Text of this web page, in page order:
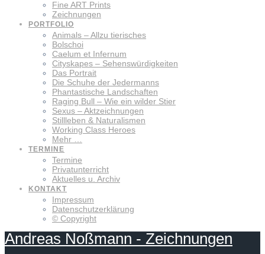
Fine ART Prints
Zeichnungen
PORTFOLIO
Animals – Allzu tierisches
Bolschoi
Caelum et Infernum
Cityskapes – Sehenswürdigkeiten
Das Portrait
Die Schuhe der Jedermanns
Phantastische Landschaften
Raging Bull – Wie ein wilder Stier
Sexus – Aktzeichnungen
Stillleben & Naturalismen
Working Class Heroes
Mehr …
TERMINE
Termine
Privatunterricht
Aktuelles u. Archiv
KONTAKT
Impressum
Datenschutzerklärung
© Copyright
Andreas Noßmann - Zeichnungen